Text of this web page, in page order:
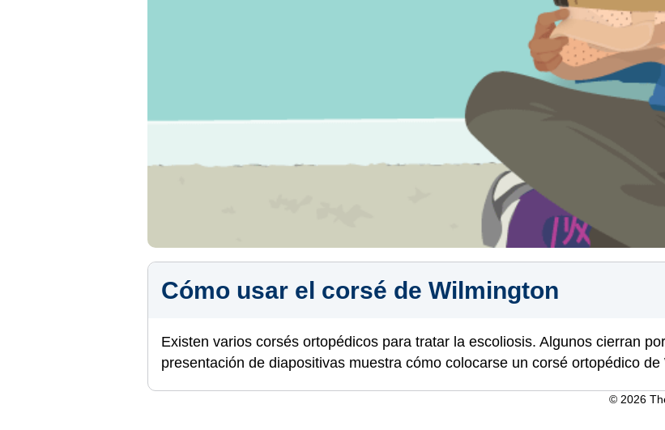
Cómo usar el corsé de Wilmington
Existen varios corsés ortopédicos para tratar la escoliosis. Algunos cierran
presentación de diapositivas muestra cómo colocarse un corsé ortopédico de
© 2026